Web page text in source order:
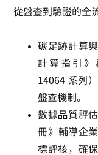
從盤查到驗證的全
碳足跡計算
計算指引》
14064 系列
盤查機制。
數據品質評
冊》輔導企
標評核，確